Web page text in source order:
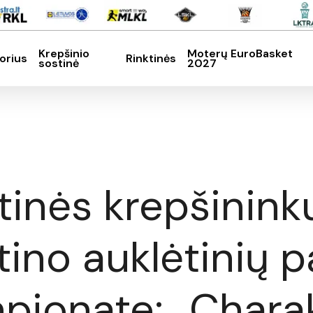
Krepšinio
sostinė Rinktinės Moterų EuroBasket
2027
auklėtinių